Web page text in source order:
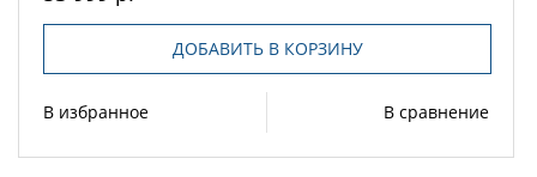
ДОБАВИТЬ В КОРЗИНУ
В избранное В сравнение